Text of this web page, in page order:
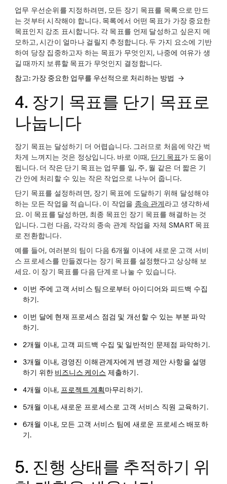
업무 우선순위를 지정하려면, 모든 장기 목표를 목록으로 만드
는 것부터 시작해야 합니다. 목록에서 어떤 목표가 가장 중요한
목표인지 강조 표시합니다. 각 목표를 언제 달성하고 싶은지 메
모하고, 시간이 얼마나 걸릴지 추정합니다. 두 가지 요소에 기반
하여 당장 집중하고자 하는 목표가 무엇인지, 나중에 여유가 생
길 때까지 보류할 목표가 무엇인지 결정합니다.
참고: 가장 중요한 업무를 우선적으로 처리하는 방법
4. 장기 목표를 단기 목표로
나눕니다
장기 목표는 달성하기 더 어렵습니다. 그러므로 처음에 약간 벅
차게 느껴지는 것은 정상입니다. 바로 이때, 단기 목표가 도움이
됩니다. 더 작은 단기 목표는 업무를 일, 주, 월 같은 더 짧은 기
간 안에 처리할 수 있는 작은 작업으로 나누어 줍니다.
단기 목표를 설정하려면, 장기 목표에 도달하기 위해 달성해야
하는 모든 작업을 적습니다. 이 작업을 종속 관계라고 생각하세
요. 이 목표를 달성하면, 최종 목표인 장기 목표를 해결하는 것
입니다. 그런 다음, 각각의 종속 관계 작업을 자체 SMART 목표
로 전환합니다.
예를 들어, 여러분의 팀이 다음 6개월 이내에 새로운 고객 서비
스 프로세스를 만들겠다는 장기 목표를 설정했다고 상상해 보
세요. 이 장기 목표를 다음 단계로 나눌 수 있습니다.
이번 주에 고객 서비스 팀으로부터 아이디어와 피드백 수집
하기.
이번 달에 현재 프로세스 점검 및 개선할 수 있는 부분 파악
하기.
2개월 이내, 고객 피드백 수집 및 일반적인 문제점 파악하기.
3개월 이내, 경영진 이해관계자에게 변경 제안 사항을 설명
하기 위한 비즈니스 케이스 제출하기.
4개월 이내, 프로젝트 계획마무리하기.
5개월 이내, 새로운 프로세스로 고객 서비스 직원 교육하기.
6개월 이내, 모든 고객 서비스 팀에 새로운 프로세스 배포하
기.
5. 진행 상태를 추적하기 위